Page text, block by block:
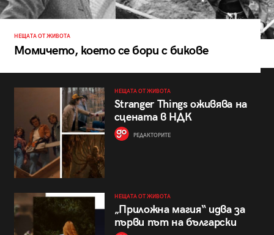
НЕЩАТА ОТ ЖИВОТА
Момичето, което се бори с бикове
НЕЩАТА ОТ ЖИВОТА
Stranger Things оживява на
сцената в НДК
РЕДАКТОРИТЕ
НЕЩАТА ОТ ЖИВОТА
„Приложна магия“ идва за
първи път на български